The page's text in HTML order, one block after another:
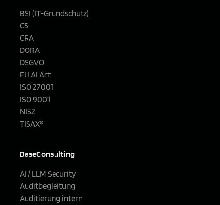
BSI (IT-Grundschutz)
C5
CRA
DORA
DSGVO
EU AI Act
ISO 27001
ISO 9001
NIS2
TISAX®
BaseConsulting
AI / LLM Security
Auditbegleitung
Auditierung intern